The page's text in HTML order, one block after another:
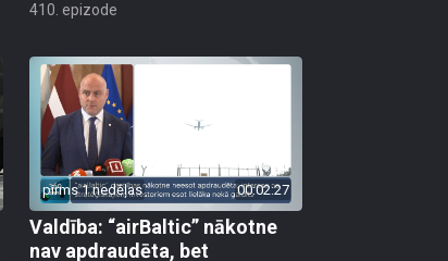
410. epizode
pirms 1 nedēļas 00:02:27
Valdība: “airBaltic” nākotne
nav apdraudēta, bet